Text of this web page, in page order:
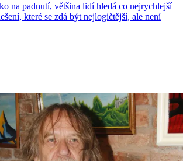
na padnutí, většina lidí hledá co nejrychlejší
které se zdá být nejlogičtější, ale není